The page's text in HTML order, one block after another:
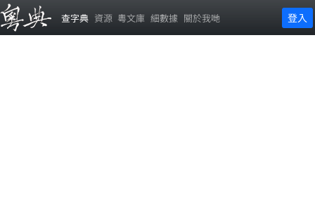
查字典 資源 粵文庫 細數據 關於我哋 登入